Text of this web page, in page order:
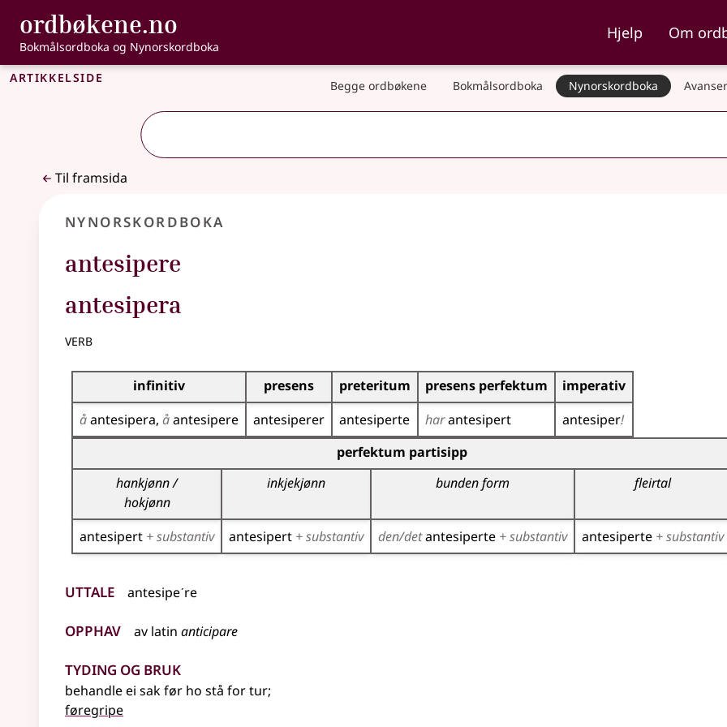
Gå til hovudinnhald
Tilgjenge
ordbøkene.no , Bokmålsordboka og Nynorskordboka
Bokmålsordboka og Nynorskordboka
Hjelp Om
Artikkelside Begge ordbøkene Bokmålsordboka Nynorskordboka
Til framsida
Nynorskordboka
antesipere
antesipera
verb
Bøyningstabell for dette verbet
infinitiv presens preteritum presens perfektum
imperativ
åantesipera åantesipere antesiperer antesiperte harantesipert antesiper!
Bøyningstabell for dette verbet (partisippformer)perfektum partisipp
hankjønn /
hokjønn
inkjekjønn bunden form fleirtal
antesipert + substantiv antesipert + substantiv den/detantesiperte + substantiv antesiperte + substantiv
Uttale antesipeˊre
Opphav av latin anticipare
Tyding og bruk
behandle ei sak før ho stå for tur;
føregripe